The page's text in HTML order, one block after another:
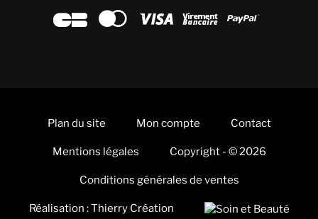
    
Plan du site Mon compte Contact
Mentions légales Copyright - © 2026
Conditions générales de ventes
Réalisation : Thierry Création